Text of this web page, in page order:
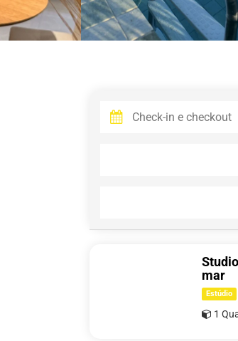
mar
Estúdio
1